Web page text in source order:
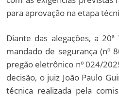
para aprovação na etapa
Diante das alegações, a
mandado de segurança (nº
pregão eletrônico nº 024/
decisão, o juiz João Paulo
técnica realizada pela